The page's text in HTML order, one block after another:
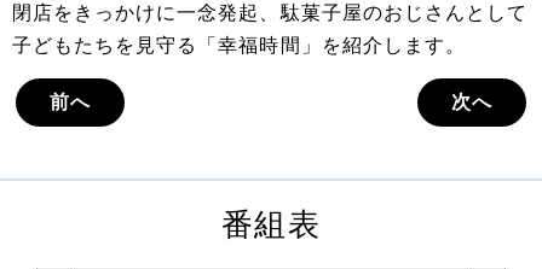
閉店をきっかけに一念発起、駄菓子屋のおじさんとして
子どもたちを見守る「幸福時間」を紹介します。
前へ 次へ
番組表